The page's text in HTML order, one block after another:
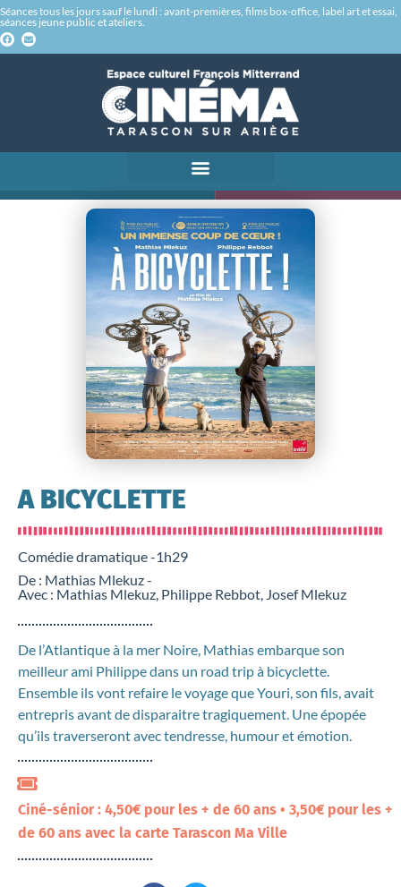
Séances tous les jours sauf le lundi : avant-premières, films box-office, label art et essai,
séances jeune public et ateliers.
A BICYCLETTE
Comédie dramatique -1h29
De : Mathias Mlekuz -
Avec : Mathias Mlekuz, Philippe Rebbot, Josef Mlekuz
De l’Atlantique à la mer Noire, Mathias embarque son
meilleur ami Philippe dans un road trip à bicyclette.
Ensemble ils vont refaire le voyage que Youri, son fils, avait
entrepris avant de disparaitre tragiquement. Une épopée
qu’ils traverseront avec tendresse, humour et émotion.
Ciné-sénior : 4,50€ pour les + de 60 ans • 3,50€ pour les +
de 60 ans avec la carte Tarascon Ma Ville